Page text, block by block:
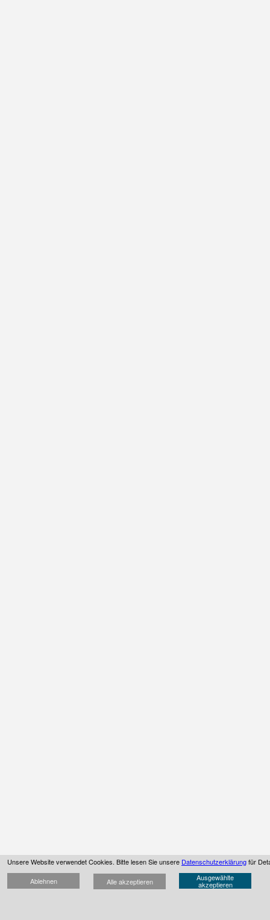
Unsere Website verwendet Cookies. Bitte lesen Sie unsere Datenschutzerklärungfür
Ablehnen
Alle akzeptieren Ausgewählte
akzeptieren